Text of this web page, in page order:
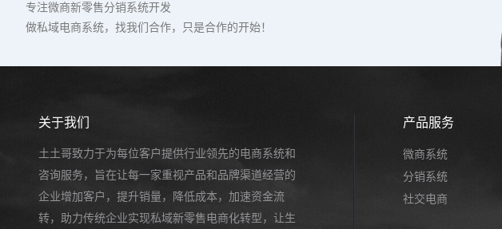
专注微商新零售分销系统开发
做私域电商系统，找我们合作，只是合作的开始！
关于我们
土土哥致力于为每位客户提供行业领先的电商系统和
咨询服务，旨在让每一家重视产品和品牌渠道经营的
企业增加客户，提升销量，降低成本，加速资金流
转，助力传统企业实现私域新零售电商化转型，让生
产品服务
微商系统
分销系统
社交电商